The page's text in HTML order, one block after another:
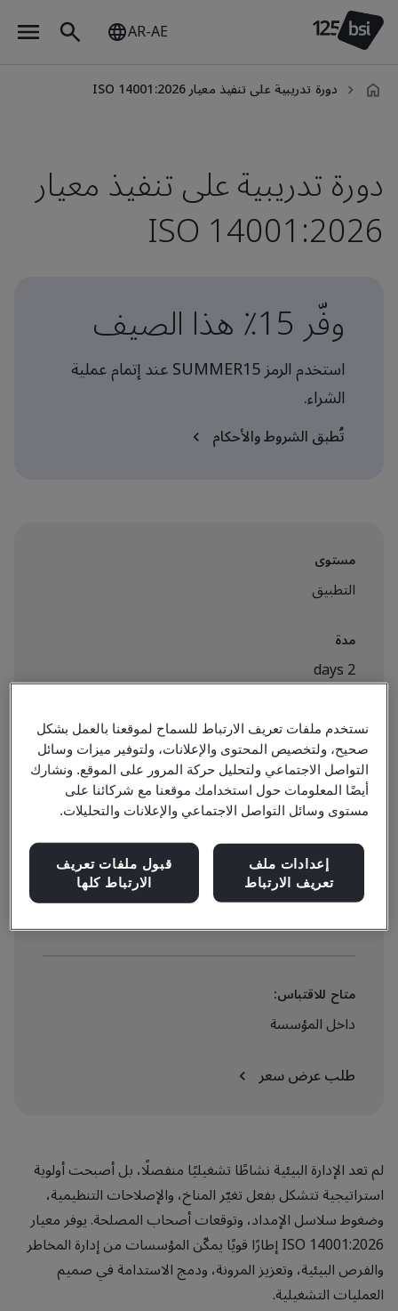
AR-AE
ar-
دورة تدريبية على تنفيذ معيار ISO 14001:2026
دورة تدريبية على تنفيذ معيار
ISO 14001:2026
وفّر 15٪ هذا الصيف
استخدم الرمز SUMMER15 عند إتمام عملية
الشراء.
تُطبق الشروط والأحكام
مستوى
التطبيق
مدة
2 days
متاح للحجز:
الفصول الافتراضية
$1234 + VAT
عرض المواعيد والحجز الآن
متاح للاقتباس:
داخل المؤسسة
طلب عرض سعر
لم تعد الإدارة البيئية نشاطًا تشغيليًا منفصلًا، بل أصبحت أولوية
استراتيجية تتشكل بفعل تغيّر المناخ، والإصلاحات التنظيمية،
وضغوط سلاسل الإمداد، وتوقعات أصحاب المصلحة. يوفر معيار
ISO 14001:2026 إطارًا قويًا يمكّن المؤسسات من إدارة المخاطر
والفرص البيئية، وتعزيز المرونة، ودمج الاستدامة في صميم
العمليات التشغيلية.
نستخدم ملفات تعريف الارتباط للسماح لموقعنا بالعمل بشكل
صحيح، ولتخصيص المحتوى والإعلانات، ولتوفير ميزات وسائل
التواصل الاجتماعي ولتحليل حركة المرور على الموقع. ونشارك
أيضًا المعلومات حول استخدامك موقعنا مع شركائنا على
مستوى وسائل التواصل الاجتماعي والإعلانات والتحليلات.
إعدادات ملف
تعريف الارتباط
قبول ملفات تعريف
الارتباط كلها